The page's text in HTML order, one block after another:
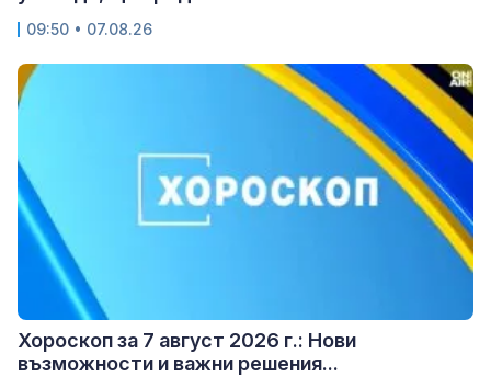
09:50 • 07.08.26
Хороскоп за 7 август 2026 г.: Нови
възможности и важни решения...